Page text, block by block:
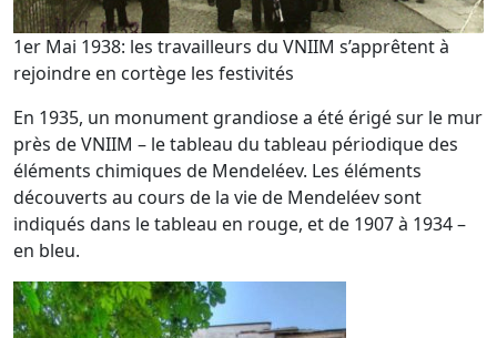
1er Mai 1938: les travailleurs du VNIIM s’apprêtent à
rejoindre en cortège les festivités
En 1935, un monument grandiose a été érigé sur le mur
près de VNIIM – le tableau du tableau périodique des
éléments chimiques de Mendeléev. Les éléments
découverts au cours de la vie de Mendeléev sont
indiqués dans le tableau en rouge, et de 1907 à 1934 –
en bleu.